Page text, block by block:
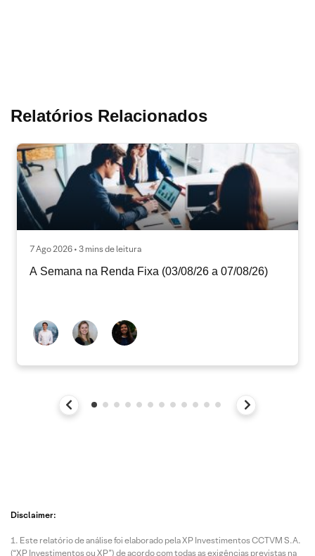
Relatórios Relacionados
7 Ago 2026 • 3 mins de leitura
A Semana na Renda Fixa (03/08/26 a 07/08/26)
Disclaimer:
Este relatório de análise foi elaborado pela XP Investimentos CCTVM S.A.
(“XP Investimentos ou XP”) de acordo com todas as exigências previstas na